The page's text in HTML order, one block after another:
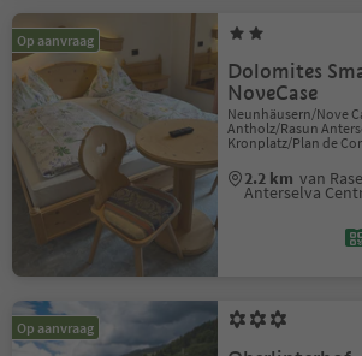
Op aanvraag
Dolomites
NoveCase
Neunhäusern/Nove
Antholz/Rasun
Kronplatz/Plan de
2.2 km van
Anterselva
Op aanvraag